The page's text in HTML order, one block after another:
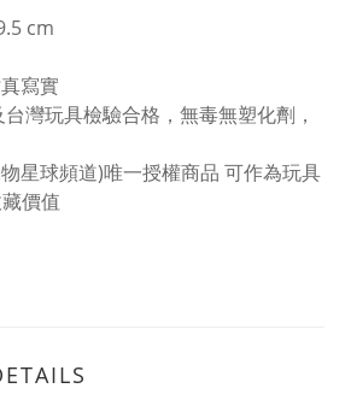
cm
寫實
灣玩具檢驗合格，無毒無塑化劑，
星球頻道)唯一授權商品 可作為玩具
價值